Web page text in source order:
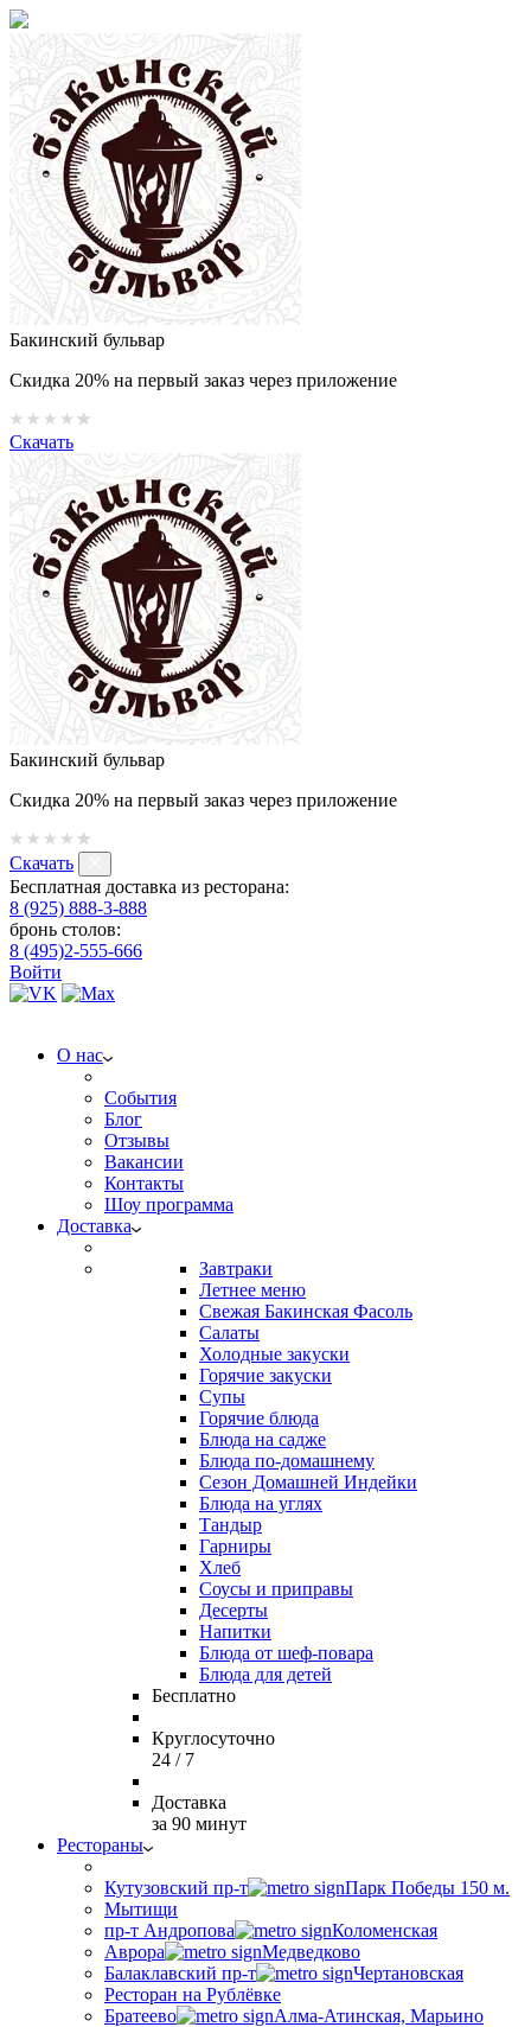
Бакинский бульвар
Скидка 20% на первый заказ через приложение
Скачать
Бакинский бульвар
Скидка 20% на первый заказ через приложение
Скачать
Бесплатная доставка из ресторана:
8 (925) 888-3-888
бронь столов:
8 (495)2-555-666
Войти
О нас
События
Блог
Отзывы
Вакансии
Контакты
Шоу программа
Доставка
Завтраки
Летнее меню
Свежая Бакинская Фасоль
Салаты
Холодные закуски
Горячие закуски
Супы
Горячие блюда
Блюда на садже
Блюда по-домашнему
Сезон Домашней Индейки
Блюда на углях
Тандыр
Гарниры
Хлеб
Соусы и приправы
Десерты
Напитки
Блюда от шеф-повара
Блюда для детей
Бесплатно
Круглосуточно
24 / 7
Доставка
за 90 минут
Рестораны
Кутузовский пр-т
Парк Победы 150 м.
Мытищи
пр-т Андропова
Коломенская
Аврора
Медведково
Балаклавский пр-т
Чертановская
Ресторан на Рублёвке
Братеево
Алма-Атинская, Марьино